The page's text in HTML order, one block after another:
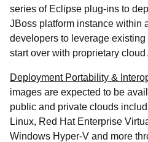
series of Eclipse plug-ins to
JBoss platform instance within
developers to leverage
start over with proprietary cloud
Deployment Portability &
images are expected to be
public and private clouds
Linux, Red Hat Enterprise
Windows Hyper-V and more